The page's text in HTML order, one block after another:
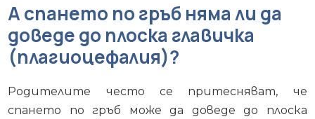
А спането по гръб няма ли да
доведе до плоска главичка
(плагиоцефалия)?
Родителите често се притесняват, че
спането по гръб може да доведе до плоска